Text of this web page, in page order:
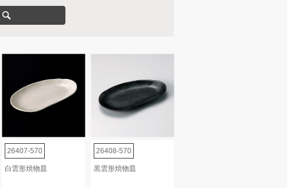
26407-570 26408-570
白雲形焼物皿 黒雲形焼物皿